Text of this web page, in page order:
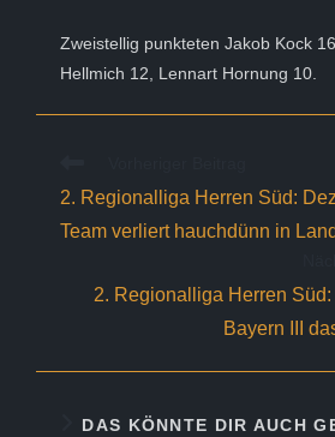
Zweistellig punkteten Jakob Kock
Hellmich 12, Lennart Hornung 10.
ansehen
2. Regionalliga Herren Süd:
Team verliert hauchdünn in
2. Regionalliga Herren
Bayern III
DAS KÖNNTE DIR AUCH